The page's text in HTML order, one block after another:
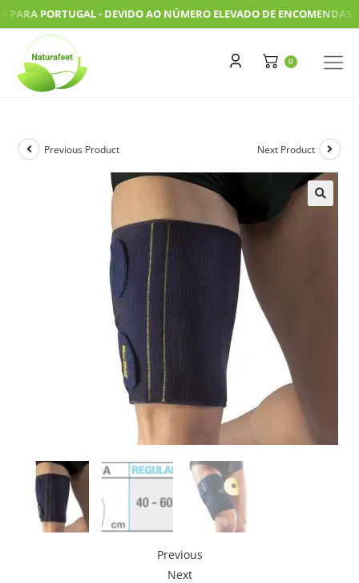
PORTUGAL - DEVIDO AO NÚMERO ELEVADO DE ENCOMENDAS, AS
Previous Product Next Product
Previous
Next